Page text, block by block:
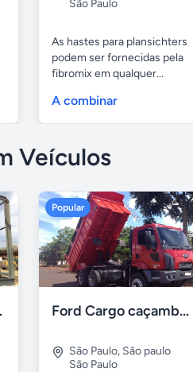
São Paulo
As hastes para plansichters
podem ser fornecidas pela
fibromix em qualquer...
A combinar
Veículos
Popular
Ford Cargo caçamba 2623 e 6x4 turbo 2p diesel 2015
São Paulo, São paulo
São Paulo